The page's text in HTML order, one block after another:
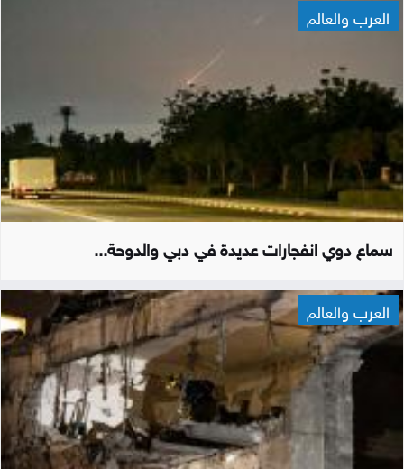
العرب والعالم
سماع دوي انفجارات عديدة في دبي والدوحة...
العرب والعالم